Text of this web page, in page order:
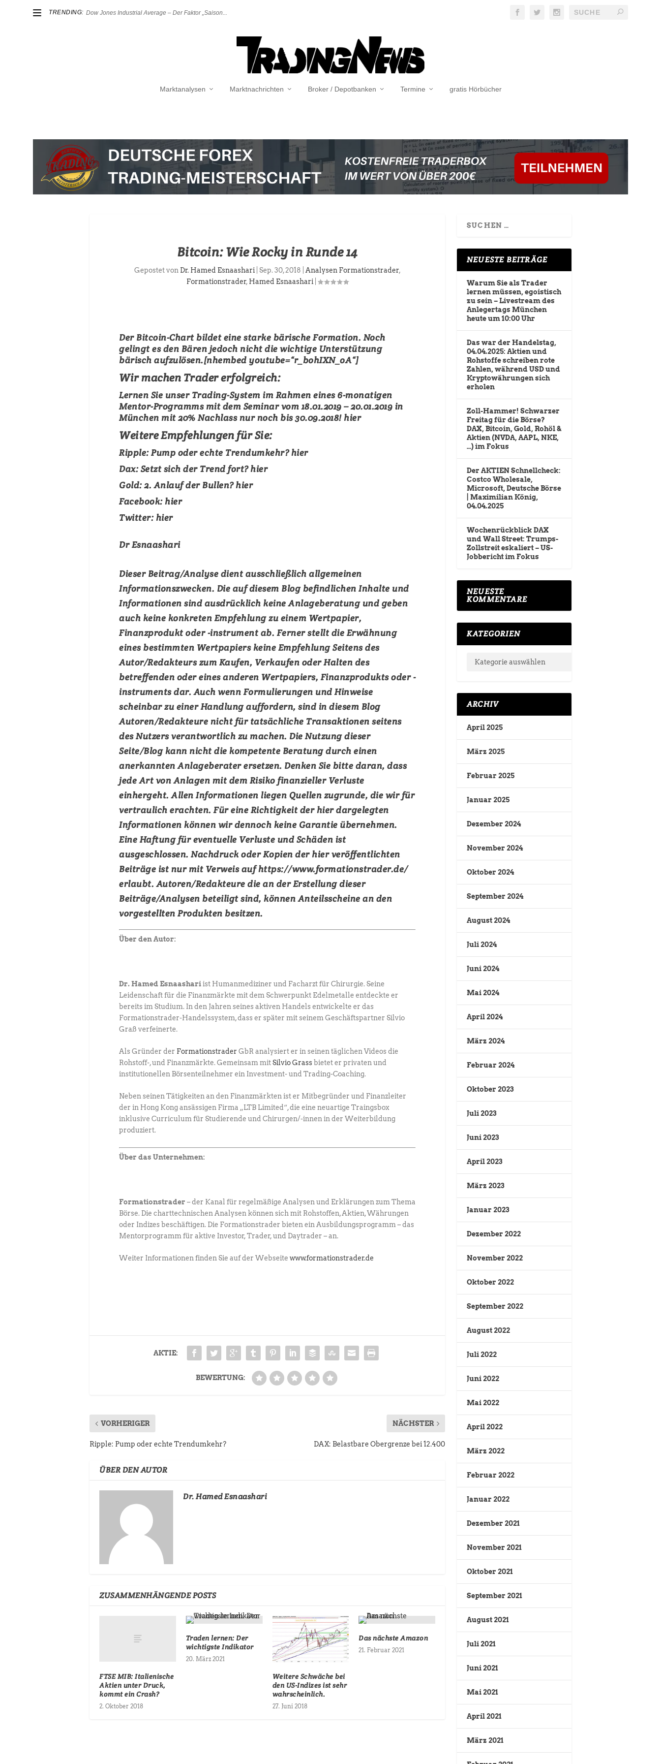
TRENDING: Dow Jones Industrial Average – Der Faktor „Saison...
Marktanalysen Marktnachrichten Broker / Depotbanken Termine gratis Hörbücher
Bitcoin: Wie Rocky in Runde 14
Gepostet von Dr. Hamed Esnaashari| Sep. 30, 2018 Analysen Formationstrader,
Formationstrader, Hamed Esnaashari
Der Bitcoin-Chart bildet eine starke bärische Formation. Noch
gelingt es den Bären jedoch nicht die wichtige Unterstützung
bärisch aufzulösen.[nhembed youtube=“r_bohIXN_oA“]
Wir machen Trader erfolgreich:
Lernen Sie unser Trading-System im Rahmen eines 6-monatigen
Mentor-Programms mit dem Seminar vom 18.01.2019 – 20.01.2019 in
München mit 20% Nachlass nur noch bis 30.09.2018!hier
Weitere Empfehlungen für Sie:
Ripple:Pump oder echte Trendumkehr?hier
Dax:Setzt sich der Trend fort?hier
Gold:2. Anlauf der Bullen?hier
Facebook:hier
Twitter: hier
Dr Esnaashari
Dieser Beitrag/Analyse dient ausschließlich allgemeinen
Informationszwecken. Die auf diesem Blog befindlichen Inhalte und
Informationen sind ausdrücklich keine Anlageberatung und geben
auch keine konkreten Empfehlung zu einem Wertpapier,
Finanzprodukt oder -instrument ab. Ferner stellt die Erwähnung
eines bestimmten Wertpapiers keine Empfehlung Seitens des
Autor/Redakteurs zum Kaufen, Verkaufen oder Halten des
betreffenden oder eines anderen Wertpapiers, Finanzprodukts oder -
instruments dar. Auch wenn Formulierungen und Hinweise
scheinbar zu einer Handlung auffordern, sind in diesem Blog
Autoren/Redakteure nicht für tatsächliche Transaktionen seitens
des Nutzers verantwortlich zu machen. Die Nutzung dieser
Seite/Blog kann nicht die kompetente Beratung durch einen
anerkannten Anlageberater ersetzen. Denken Sie bitte daran, dass
jede Art von Anlagen mit dem Risiko finanzieller Verluste
einhergeht. Allen Informationen liegen Quellen zugrunde, die wir für
vertraulich erachten. Für eine Richtigkeit der hier dargelegten
Informationen können wir dennoch keine Garantie übernehmen.
Eine Haftung für eventuelle Verluste und Schäden ist
ausgeschlossen. Nachdruck oder Kopien der hier veröffentlichten
Beiträge ist nur mit Verweis auf https://www.formationstrader.de/
erlaubt. Autoren/Redakteure die an der Erstellung dieser
Beiträge/Analysen beteiligt sind, können Anteilsscheine an den
vorgestellten Produkten besitzen.
Über den Autor:
Dr. Hamed Esnaashariist Humanmediziner und Facharzt für Chirurgie. ­Seine
Leidenschaft für die Finanzmärkte mit dem Schwerpunkt Edel­metalle entdeckte er
bereits im Studium. In den Jahren seines aktiven Handels entwickelte er das
Formationstrader-Handelssystem, dass er später mit seinem Geschäftspartner Silvio
Graß verfeinerte.
Als Gründer der Formationstrader GbR analysiert er in seinen täglichen ­Videos die
Rohstoff-, und Finanzmärkte. Gemeinsam mitSilvio Grass ­bietet er privaten und
institutionellen Börsenteilnehmer ein Investment- und ­Trading-Coaching.
Neben seinen Tätigkeiten an den Finanzmärkten ist er Mitbegründer und Finanzleiter
der in Hong Kong ansässigen Firma „LTB Limited“, die eine neuartige Traingsbox
inklusive Curriculum für Studierende und Chirurgen/-innen in der Weiterbildung
produziert.
Über das Unternehmen:
Formationstrader – der Kanal für regelmäßige Analysen und Erklärungen zum Thema
Börse. Die charttechnischen Analysen können sich mit Rohstoffen, Aktien, Währungen
oder Indizes beschäftigen. Die Formationstrader bieten ein Ausbildungsprogramm – das
Mentorprogramm für aktive Investor, Trader, und Daytrader – an.
Weiter Informationen finden Sie auf der Webseite www.formationstrader.de
AKTIE:
BEWERTUNG:
VORHERIGER
Ripple: Pump oder echte Trendumkehr?
NÄCHSTER
DAX: Belastbare Obergrenze bei 12.400
ÜBER DEN AUTOR
Dr. Hamed Esnaashari
ZUSAMMENHÄNGENDE POSTS
FTSE MIB: Italienische
Aktien unter Druck,
kommt ein Crash?
2. Oktober 2018
Traden lernen: Der
wichtigste Indikator
20. März 2021
Weitere Schwäche bei
den US-Indizes ist sehr
wahrscheinlich.
27. Juni 2018
Das nächste Amazon
21. Februar 2021
NEUESTE BEITRÄGE
Warum Sie als Trader
lernen müssen, egoistisch
zu sein – Livestream des
Anlegertags München
heute um 10:00 Uhr
Das war der Handelstag,
04.04.2025: Aktien und
Rohstoffe schreiben rote
Zahlen, während USD und
Kryptowährungen sich
erholen
Zoll-Hammer! Schwarzer
Freitag für die Börse?
DAX, Bitcoin, Gold, Rohöl &
Aktien (NVDA, AAPL, NKE,
…) im Fokus
Der AKTIEN Schnellcheck:
Costco Wholesale,
Microsoft, Deutsche Börse
| Maximilian König,
04.04.2025
Wochenrückblick DAX
und Wall Street: Trumps-
Zollstreit eskaliert – US-
Jobbericht im Fokus
NEUESTE
KOMMENTARE
KATEGORIEN
ARCHIV
April 2025
März 2025
Februar 2025
Januar 2025
Dezember 2024
November 2024
Oktober 2024
September 2024
August 2024
Juli 2024
Juni 2024
Mai 2024
April 2024
März 2024
Februar 2024
Oktober 2023
Juli 2023
Juni 2023
April 2023
März 2023
Januar 2023
Dezember 2022
November 2022
Oktober 2022
September 2022
August 2022
Juli 2022
Juni 2022
Mai 2022
April 2022
März 2022
Februar 2022
Januar 2022
Dezember 2021
November 2021
Oktober 2021
September 2021
August 2021
Juli 2021
Juni 2021
Mai 2021
April 2021
März 2021